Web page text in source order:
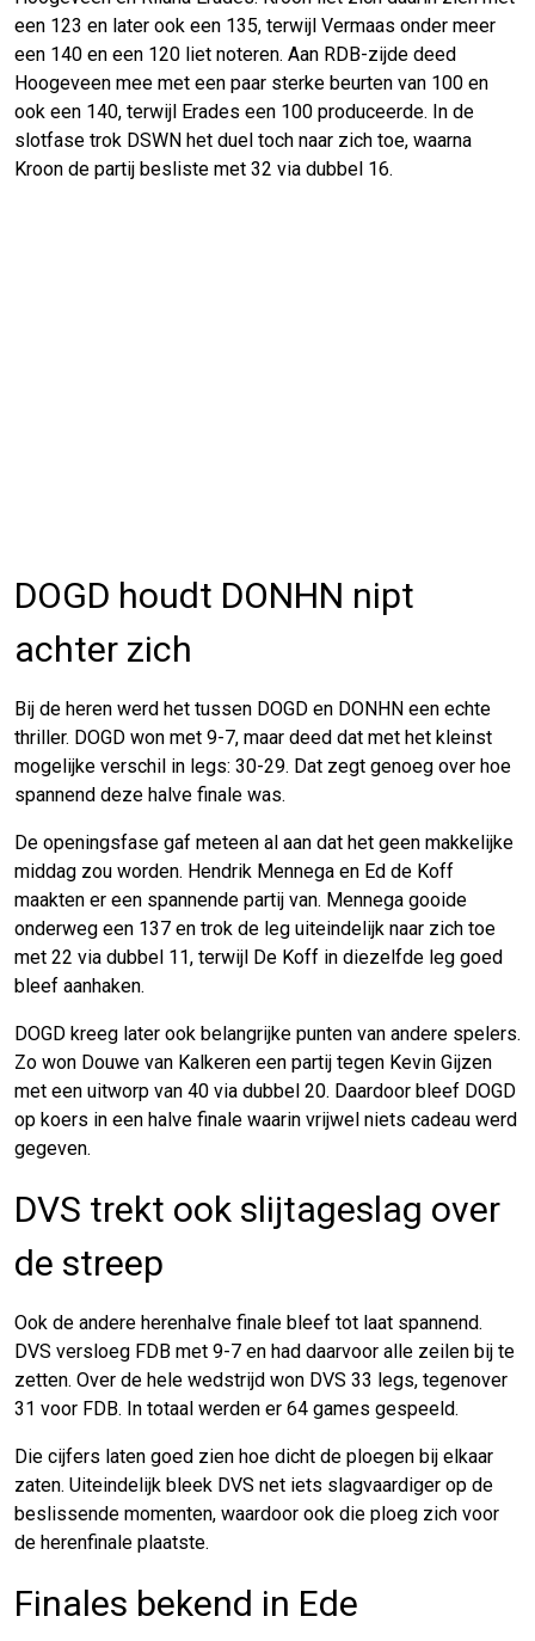
een 123 en later ook een 135, terwijl Vermaas onder meer
een 140 en een 120 liet noteren. Aan RDB-zijde deed
Hoogeveen mee met een paar sterke beurten van 100 en
ook een 140, terwijl Erades een 100 produceerde. In de
slotfase trok DSWN het duel toch naar zich toe, waarna
Kroon de partij besliste met 32 via dubbel 16.
DOGD houdt DONHN nipt
achter zich
Bij de heren werd het tussen DOGD en DONHN een echte
thriller. DOGD won met 9-7, maar deed dat met het kleinst
mogelijke verschil in legs: 30-29. Dat zegt genoeg over hoe
spannend deze halve finale was.
De openingsfase gaf meteen al aan dat het geen makkelijke
middag zou worden. Hendrik Mennega en Ed de Koff
maakten er een spannende partij van. Mennega gooide
onderweg een 137 en trok de leg uiteindelijk naar zich toe
met 22 via dubbel 11, terwijl De Koff in diezelfde leg goed
bleef aanhaken.
DOGD kreeg later ook belangrijke punten van andere spelers.
Zo won Douwe van Kalkeren een partij tegen Kevin Gijzen
met een uitworp van 40 via dubbel 20. Daardoor bleef DOGD
op koers in een halve finale waarin vrijwel niets cadeau werd
gegeven.
DVS trekt ook slijtageslag over
de streep
Ook de andere herenhalve finale bleef tot laat spannend.
DVS versloeg FDB met 9-7 en had daarvoor alle zeilen bij te
zetten. Over de hele wedstrijd won DVS 33 legs, tegenover
31 voor FDB. In totaal werden er 64 games gespeeld.
Die cijfers laten goed zien hoe dicht de ploegen bij elkaar
zaten. Uiteindelijk bleek DVS net iets slagvaardiger op de
beslissende momenten, waardoor ook die ploeg zich voor
de herenfinale plaatste.
Finales bekend in Ede